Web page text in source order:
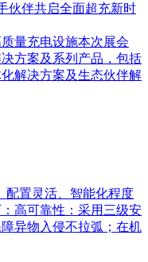
伙伴共启全面超充新时
量充电设施本次展会
方案及系列产品，包括
解决方案及生态伙伴解
配置灵活、智能化程度
高可靠性：采用三级安
异物入侵不拉弧；在机